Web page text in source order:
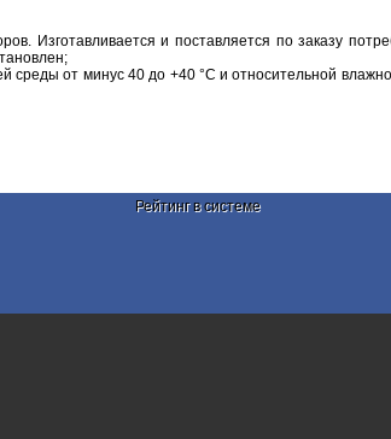
Изготавливается и поставляется по заказу
среды от минус 40 до +40 °С и относительной
Рейтинг в системе